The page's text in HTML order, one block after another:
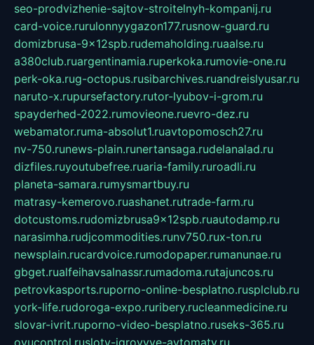
seo-prodvizhenie-sajtov-stroitelnyh-kompanij.ru
card-voice.rurulonnyygazon177.rusnow-guard.ru
domizbrusa-9x12spb.rudemaholding.ruaalse.ru
a380club.ruargentinamia.ruperkoka.rumovie-one.ru
perk-oka.rug-octopus.rusibarchives.ruandreislyusar.ru
naruto-x.rupursefactory.rutor-lyubov-i-grom.ru
spayderhed-2022.rumovieone.ruevro-dez.ru
webamator.ruma-absolut1.ruavtopomosch27.ru
nv-750.runews-plain.runertansaga.rudelanalad.ru
dizfiles.ruyoutubefree.ruaria-family.ruroadli.ru
planeta-samara.rumysmartbuy.ru
matrasy-kemerovo.ruashanet.rutrade-farm.ru
dotcustoms.rudomizbrusa9x12spb.ruautodamp.ru
narasimha.rudjcommodities.runv750.rux-ton.ru
newsplain.rucardvoice.rumodopaper.rumanunae.ru
gbget.rualfeihavsalnassr.rumadoma.rutajuncos.ru
petrovkasports.ruporno-online-besplatno.rusplclub.ru
york-life.rudoroga-expo.ruribery.rucleanmedicine.ru
slovar-ivrit.ruporno-video-besplatno.ruseks-365.ru
ovucontrol.rusloty-igrovyye-avtomaty.ru